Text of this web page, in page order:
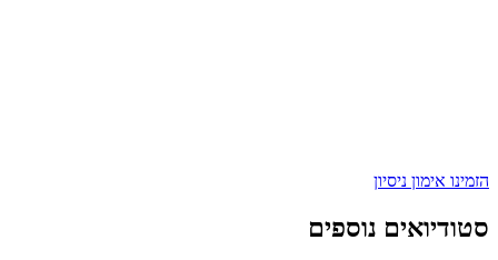
הזמינו אימון ניסיון
סטודיואים נוספים